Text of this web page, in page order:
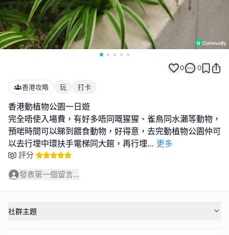
0 0
香港攻略 玩 打卡
香港動植物公園一日遊
完全唔使入場費，有好多唔同嘅猩猩、雀鳥同水瀨等動物，
預啱時間可以睇到餵食動物，好得意，去完動植物公園仲可
以去行埋中環扶手電梯同大館，再行埋... 更多
評分
發表第一個留言...
社群主題